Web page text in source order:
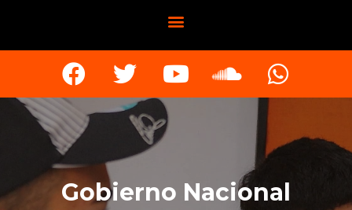
Gobierno Nacional